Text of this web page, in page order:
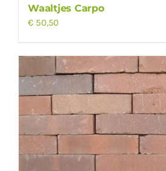
Waaltjes Carpo
€ 50,50